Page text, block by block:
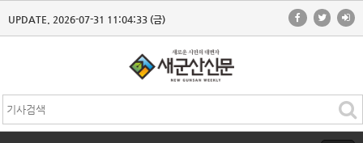
UPDATE. 2026-07-31 11:04:33 (금)